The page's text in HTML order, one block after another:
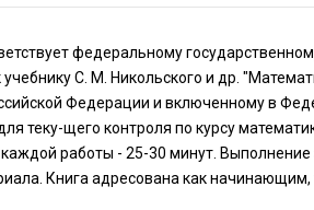
федеральному
С. М. Никольского и др.
Федерации и включенному в
теку-щего контроля по курсу
работы - 25-30 минут.
Книга адресована как